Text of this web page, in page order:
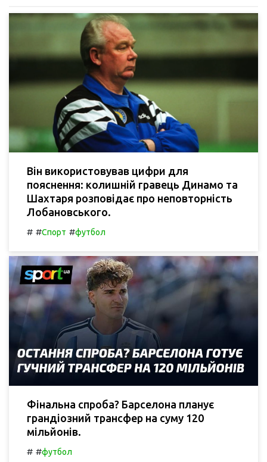
Він використовував цифри для
пояснення: колишній гравець Динамо та
Шахтаря розповідає про неповторність
Лобановського.
# #Спорт #футбол
Фінальна спроба? Барселона планує
грандіозний трансфер на суму 120
мільйонів.
# #футбол